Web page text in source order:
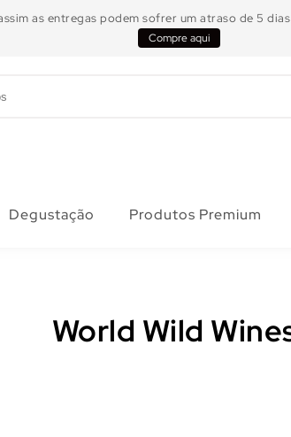
as entregas podem sofrer um atraso de 5
Compre aqui
Degustação Produtos Premium
World Wild